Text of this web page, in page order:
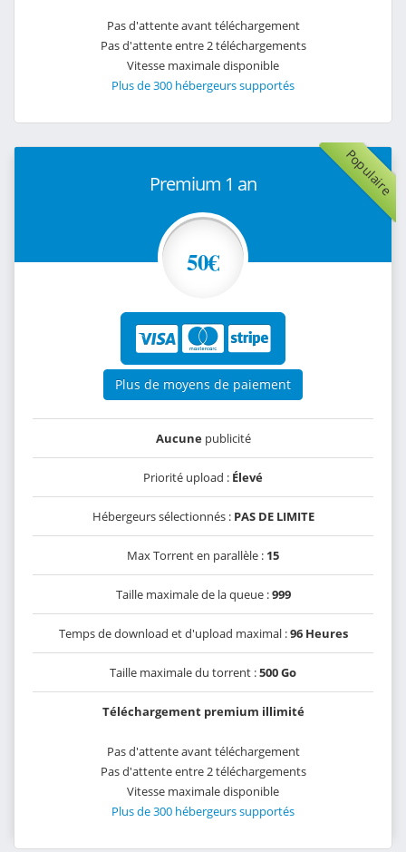
Pas d'attente avant téléchargement
Pas d'attente entre 2 téléchargements
Vitesse maximale disponible
Plus de 300 hébergeurs supportés
Populaire
Premium 1 an
50€
Plus de moyens de paiement
Aucunepublicité
Priorité upload : Élevé
Hébergeurs sélectionnés : PAS DE LIMITE
Max Torrent en parallèle : 15
Taille maximale de la queue :999
Temps de download et d'upload maximal :96 Heures
Taille maximale du torrent :500 Go
Téléchargement premium illimité
Pas d'attente avant téléchargement
Pas d'attente entre 2 téléchargements
Vitesse maximale disponible
Plus de 300 hébergeurs supportés